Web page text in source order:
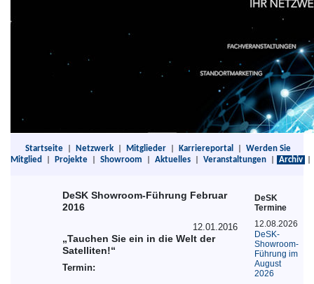
Startseite Netzwerk Mitglieder Karriereportal
Werden Sie
Mitglied
Projekte Showroom Aktuelles Veranstaltungen Archiv
DeSK Showroom-Führung Februar
2016
12.01.2016
„Tauchen Sie ein in die Welt der
Satelliten!“
Termin:
DeSK
Termine
12.08.2026
DeSK-
Showroom-
Führung im
August
2026